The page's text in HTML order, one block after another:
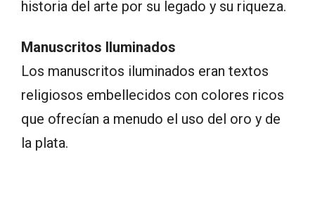
historia del arte por su legado y su riqueza.
Manuscritos Iluminados
Los manuscritos iluminados eran textos
religiosos embellecidos con colores ricos
que ofrecían a menudo el uso del oro y de
la plata.